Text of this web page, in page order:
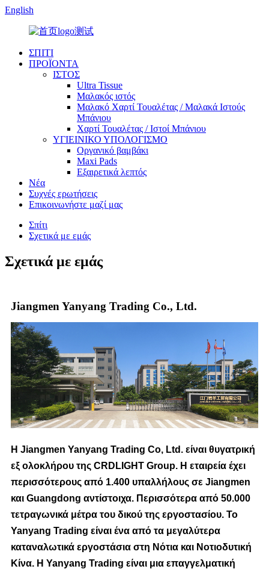
English
ΣΠΙΤΙ
ΠΡΟΪΟΝΤΑ
ΙΣΤΟΣ
Ultra Tissue
Μαλακός ιστός
Μαλακό Χαρτί Τουαλέτας / Μαλακά Ιστούς
Μπάνιου
Χαρτί Τουαλέτας / Ιστοί Μπάνιου
ΥΓΙΕΙΝΙΚΟ ΥΠΟΛΟΓΙΣΜΟ
Οργανικό βαμβάκι
Maxi Pads
Εξαιρετικά λεπτός
Νέα
Συχνές ερωτήσεις
Επικοινωνήστε μαζί μας
Σπίτι
Σχετικά με εμάς
Σχετικά με εμάς
Jiangmen Yanyang Trading Co., Ltd.
Η Jiangmen Yanyang Trading Co, Ltd. είναι θυγατρική
εξ ολοκλήρου της CRDLIGHT Group. Η εταιρεία έχει
περισσότερους από 1.400 υπαλλήλους σε Jiangmen
και Guangdong αντίστοιχα. Περισσότερα από 50.000
τετραγωνικά μέτρα του δικού της εργοστασίου. Το
Yanyang Trading είναι ένα από τα μεγαλύτερα
καταναλωτικά εργοστάσια στη Νότια και Νοτιοδυτική
Κίνα. Η Yanyang Trading είναι μια επαγγελματική